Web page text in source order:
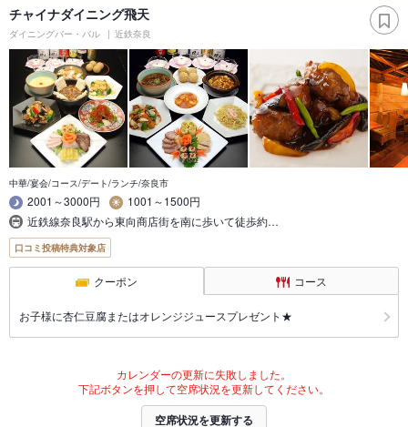
チャイナダイニング飛天
ダイニングバー・バル 近鉄奈良
中華/宴会/コース/デート/ランチ/奈良市
2001～3000円
1001～1500円
近鉄線奈良駅から東向商店街を南に歩いて徒歩約…
口コミ投稿特典対象店
クーポン コース
お子様に杏仁豆腐またはオレンジジュースプレゼント★
カレンダーの更新に失敗しました。
下記ボタンを押して空席状況を更新してください。
空席状況を更新する